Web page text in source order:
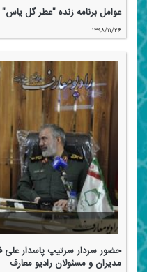
عوامل برنامه زنده "عطر گل یاس"
۱۳۹۸/۱۱/۲۶
حضور سردار سرتیپ پاسدار علی
مدیران و مسئولان رادیو معارف